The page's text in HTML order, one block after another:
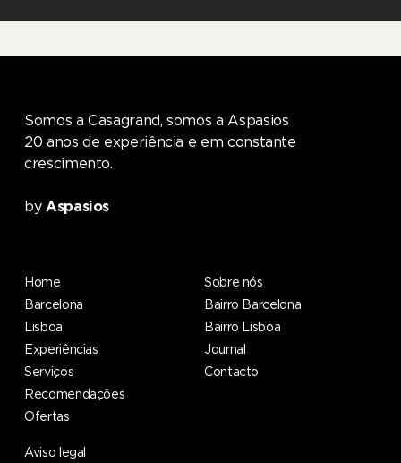
Somos a Casagrand, somos a Aspasios
20 anos de experiência e em constante
crescimento.
by Aspasios
Home
Barcelona
Lisboa
Experiências
Serviços
Recomendações
Ofertas
Sobre nós
Bairro Barcelona
Bairro Lisboa
Journal
Contacto
Aviso legal